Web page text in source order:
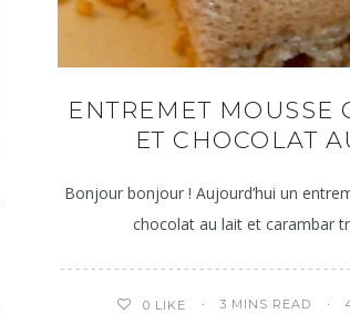
ENTREMET MOUSSE
ET CHOCOLAT
Bonjour bonjour ! Aujourd’hui un
chocolat au lait et carambar
0 LIKE 3 MINS READ